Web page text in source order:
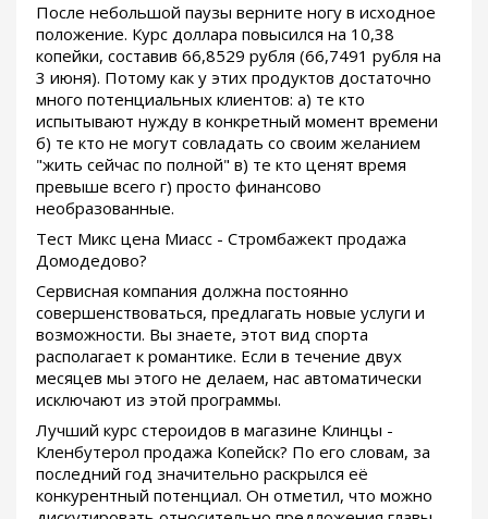
После небольшой паузы верните ногу в исходное
положение. Курс доллара повысился на 10,38
копейки, составив 66,8529 рубля (66,7491 рубля на
3 июня). Потому как у этих продуктов достаточно
много потенциальных клиентов: а) те кто
испытывают нужду в конкретный момент времени
б) те кто не могут совладать со своим желанием
"жить сейчас по полной" в) те кто ценят время
превыше всего г) просто финансово
необразованные.
Тест Микс цена Миасс - Стромбажект продажа
Домодедово?
Сервисная компания должна постоянно
совершенствоваться, предлагать новые услуги и
возможности. Вы знаете, этот вид спорта
располагает к романтике. Если в течение двух
месяцев мы этого не делаем, нас автоматически
исключают из этой программы.
Лучший курс стероидов в магазине Клинцы -
Кленбутерол продажа Копейск? По его словам, за
последний год значительно раскрылся её
конкурентный потенциал. Он отметил, что можно